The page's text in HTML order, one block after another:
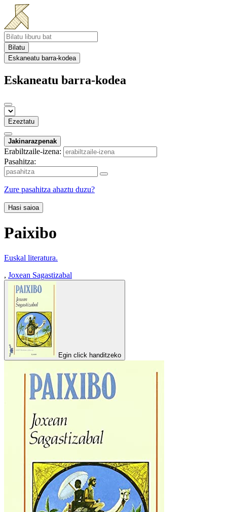
Bilatu
Eskaneatu barra-kodea
Eskaneatu barra-kodea
Ezeztatu
Jakinarazpenak
Erabiltzaile-izena:
Pasahitza:
Zure pasahitza ahaztu duzu?
Hasi saioa
Paixibo
Euskal literatura.
, Joxean Sagastizabal
Egin click handitzeko